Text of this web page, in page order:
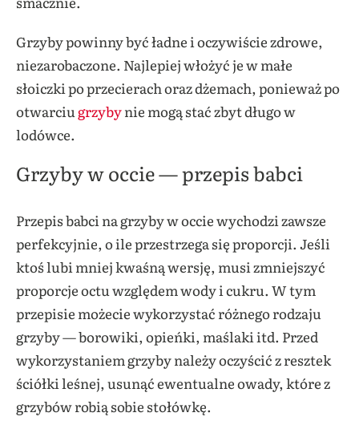
Grzyby powinny być ładne i oczywiście zdrowe,
niezarobaczone. Najlepiej włożyć je w małe
słoiczki po przecierach oraz dżemach, ponieważ po
otwarciu grzybynie mogą stać zbyt długo w
lodówce.
Grzyby w occie — przepis babci
Przepis babci na grzyby w occie wychodzi zawsze
perfekcyjnie, o ile przestrzega się proporcji. Jeśli
ktoś lubi mniej kwaśną wersję, musi zmniejszyć
proporcje octu względem wody i cukru. W tym
przepisie możecie wykorzystać różnego rodzaju
grzyby — borowiki, opieńki, maślaki itd. Przed
wykorzystaniem grzyby należy oczyścić z resztek
ściółki leśnej, usunąć ewentualne owady, które z
grzybów robią sobie stołówkę.